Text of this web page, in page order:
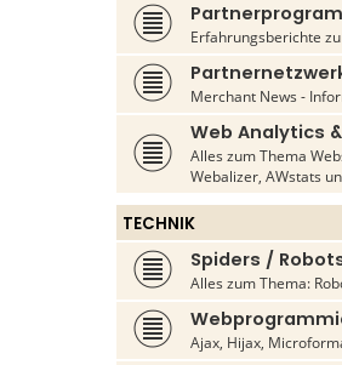
Erfahrungsberichte
Merchant News -
Web Analytics
Alles zum Thema
Webalizer, AWstats
TECHNIK
Spiders /
Alles zum Thema:
Ajax, Hijax,